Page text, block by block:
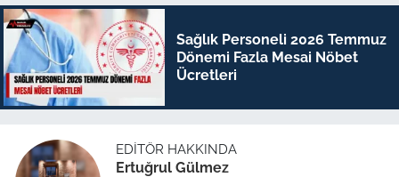
Sağlık Personeli 2026 Temmuz
Dönemi Fazla Mesai Nöbet
Ücretleri
EDITÖR HAKKINDA
Ertuğrul Gülmez